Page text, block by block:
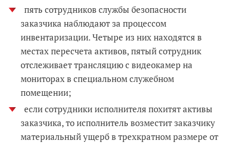
пять сотрудников службы безопасности
заказчика наблюдают за процессом
инвентаризации. Четыре из них находятся в
местах пересчета активов, пятый сотрудник
отслеживает трансляцию с видеокамер на
мониторах в специальном служебном
помещении;
если сотрудники исполнителя похитят активы
заказчика, то исполнитель возместит заказчику
материальный ущерб в трехкратном размере от